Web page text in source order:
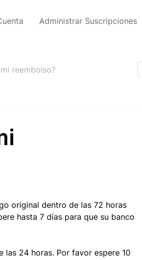
Administrar Suscripciones
reembolso?
original dentro de las 72 horas
hasta 7 días para que su banco
las 24 horas. Por favor espere 10